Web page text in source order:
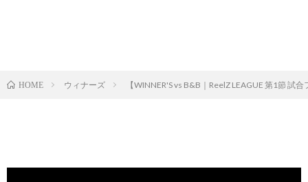
HOME ウィナーズ 【WINNER'S vs B&B｜ReelZ LEAGUE 第1節